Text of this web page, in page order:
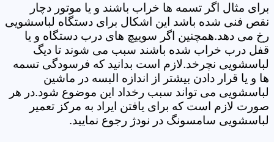
برای مثال اگر تسمه ها خراب باشند و یا موتور دچار
نقص فنی شده باشد این اشکال برای دستگاه لباسشویی
رخ می دهد.همچنین اگر سوییچ های درب دستگاه و یا
قفل درب خراب شده باشند سبب می شوند تا دیگ
لباسشویی نچرخد.لازم است بدانید که فرسودگی تسمه
ها و یا قرار دادن بیشتر از اندازه البسه در ماشین
لباسشویی می تواند سبب رخداد این موضوع شود.در هر
صورت لازم است که برای یافتن ایراد به مرکز تعمیر
لباسشویی سامسونگ در نودژ رجوع نمایید.